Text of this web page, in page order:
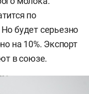
по
будет серьезно
на 10%. Экспорт
в союзе.